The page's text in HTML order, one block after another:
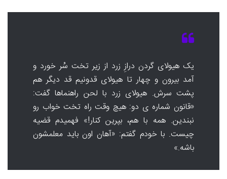
یک هیولای گردن درازِ زرد از زیر تخت سُر خورد و
آمد بیرون و چهار تا هیولای قدونیم قد دیگر هم
پشت سرش. هیولای زرد با لحن راهنماها گفت:
«قانون شماره ی دو: هیچ وقت راه تخت خواب رو
نبندین. همه با هم، بپرین کنار!» فهمیدم قضیه
چیست. با خودم گفتم: «آهان اون باید معلمشون
باشه.»